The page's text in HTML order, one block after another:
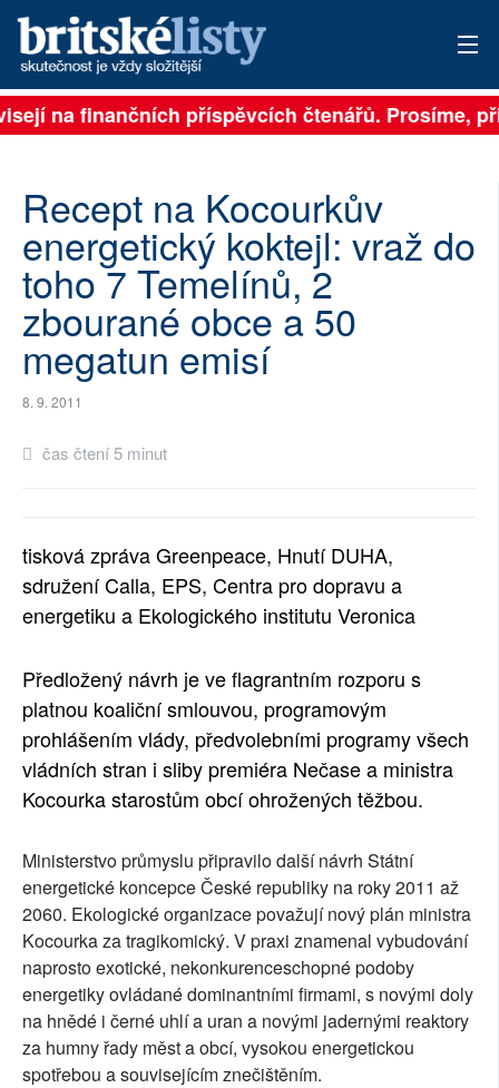
PŘIHLÁSIT
ARCHIV
ROZHOVORY
TÉMATA
NEJČTENĚJŠÍ ZA 7 DNÍ
RUBRIKY
PLNÁ VERZE STRÁNEK
na finančních příspěvcích čtenářů. Prosíme,
Recept na Kocourkův
energetický koktejl: vraž do
toho 7 Temelínů, 2
zbourané obce a 50
megatun emisí
8. 9. 2011
čas čtení 5 minut
tisková zpráva Greenpeace, Hnutí DUHA,
sdružení Calla, EPS, Centra pro dopravu a
energetiku a Ekologického institutu Veronica
Předložený návrh je ve flagrantním rozporu s
platnou koaliční smlouvou, programovým
prohlášením vlády, předvolebními programy všech
vládních stran i sliby premiéra Nečase a ministra
Kocourka starostům obcí ohrožených těžbou.
Ministerstvo průmyslu připravilo další návrh Státní
energetické koncepce České republiky na roky 2011 až
2060. Ekologické organizace považují nový plán ministra
Kocourka za tragikomický. V praxi znamenal vybudování
naprosto exotické, nekonkurenceschopné podoby
energetiky ovládané dominantními firmami, s novými doly
na hnědé i černé uhlí a uran a novými jadernými reaktory
za humny řady měst a obcí, vysokou energetickou
spotřebou a souvisejícím znečištěním.